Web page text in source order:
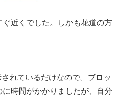
近くでした。しかも花道の方
れているだけなので、ブロッ
時間がかかりましたが、自分